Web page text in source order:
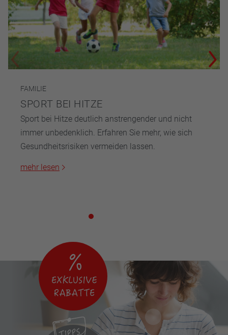
FAMILIE
SPORT BEI HITZE
Sport bei Hitze deutlich anstrengender und nicht
immer unbedenklich. Erfahren Sie mehr, wie sich
Gesundheitsrisiken vermeiden lassen.
mehr lesen